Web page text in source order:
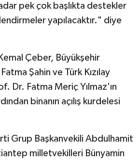
pek çok başlıkta destekler
yapılacaktır." diye
Çeber, Büyükşehir
Şahin ve Türk Kızılay
Dr. Fatma Meriç Yılmaz'ın
binanın açılış kurdelesi
Grup Başkanvekili Abdulhamit
milletvekilleri Bünyamin